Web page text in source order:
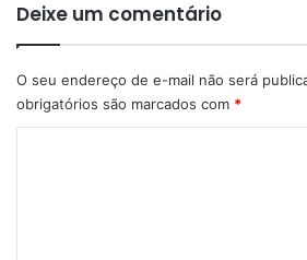
Deixe um comentário
O seu endereço de e-mail não será
obrigatórios são marcados com *